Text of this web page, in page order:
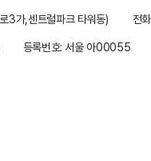
3가,센트럴파크 타워동)
전
등록번호: 서울 아00055